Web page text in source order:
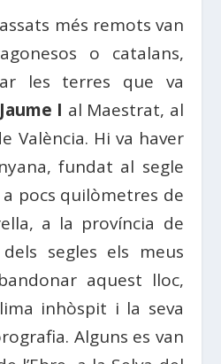
més remots van
o catalans,
les terres que va
Jaume I al Maestrat, al
València. Hi va haver
fundat al segle
pocs quilòmetres de
a la província de
segles els meus
aquest lloc,
inhòspit i la seva
Alguns es van